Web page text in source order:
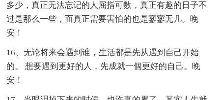
多少，真正无法忘记的人屈指可数，真正有趣的日子不
过是那么一些，而真正需要害怕的也是寥寥无几。晚
安！
16、无论将来会遇到谁，生活都是先从遇到自己开始
的。 想要遇到更好的人，先成就一個更好的自己。晚
安！